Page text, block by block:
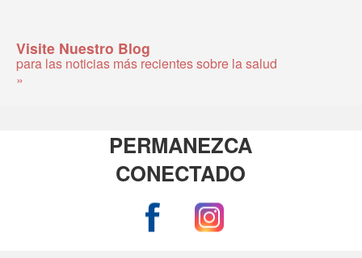
Visite Nuestro Blog
para las noticias más recientes sobre la salud
»
PERMANEZCA
CONECTADO